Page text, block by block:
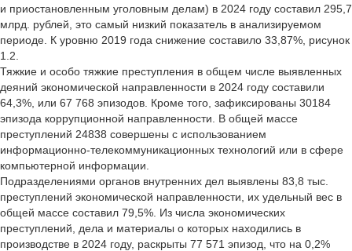
и приостановленным уголовным делам) в 2024 году составил 295,7
млрд. рублей, это самый низкий показатель в анализируемом
периоде. К уровню 2019 года снижение составило 33,87%, рисунок
1.2.
Тяжкие и особо тяжкие преступления в общем числе выявленных
деяний экономической направленности в 2024 году составили
64,3%, или 67 768 эпизодов. Кроме того, зафиксированы 30184
эпизода коррупционной направленности. В общей массе
преступлений 24838 совершены с использованием
информационно-телекоммуникационных технологий или в сфере
компьютерной информации.
Подразделениями органов внутренних дел выявлены 83,8 тыс.
преступлений экономической направленности, их удельный вес в
общей массе составил 79,5%. Из числа экономических
преступлений, дела и материалы о которых находились в
производстве в 2024 году, раскрыты 77 571 эпизод, что на 0,2%